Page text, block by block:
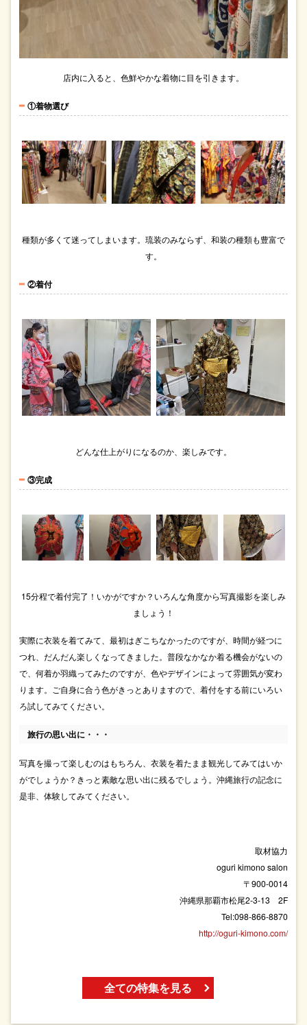
店内に入ると、色鮮やかな着物に目を引きます。
①着物選び
種類が多くて迷ってしまいます。琉装のみならず、和装の種類も豊富で
す。
②着付
どんな仕上がりになるのか、楽しみです。
③完成
15分程で着付完了！いかがですか？いろんな角度から写真撮影を楽しみ
ましょう！
実際に衣装を着てみて、最初はぎこちなかったのですが、時間が経つに
つれ、だんだん楽しくなってきました。普段なかなか着る機会がないの
で、何着か羽織ってみたのですが、色やデザインによって雰囲気が変わ
ります。ご自身に合う色がきっとありますので、着付をする前にいろい
ろ試してみてください。
旅行の思い出に・・・
写真を撮って楽しむのはもちろん、衣装を着たまま観光してみてはいか
がでしょうか？きっと素敵な思い出に残るでしょう。沖縄旅行の記念に
是非、体験してみてください。
取材協力
oguri kimono salon
〒900-0014
沖縄県那覇市松尾2-3-13 2F
Tel:098-866-8870
http://oguri-kimono.com/
全ての特集を見る